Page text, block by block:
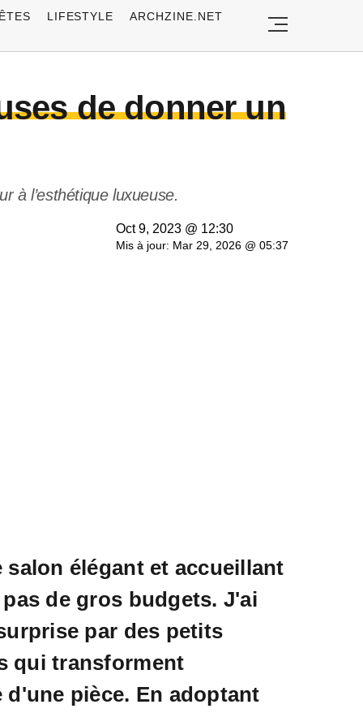
LIFESTYLE ARCHZINE.NET
de donner un
à l’esthétique luxueuse.
Oct 9, 2023 @ 12:30
Mis à jour: Mar 29, 2026 @ 05:37
salon élégant et accueillant
de gros budgets. J'ai
par des petits
qui transforment
d'une pièce. En adoptant